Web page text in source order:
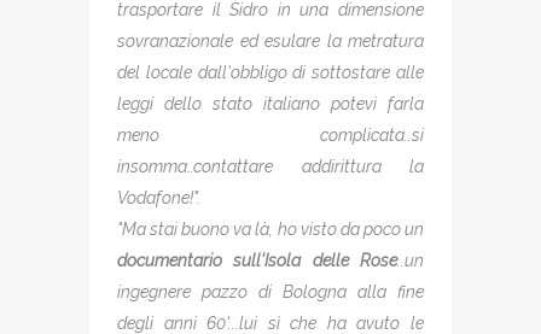
trasportare il Sidro in una dimensione
sovranazionale ed esulare la metratura
del locale dall'obbligo di sottostare alle
leggi dello stato italiano potevi farla
meno complicata..si
insomma..contattare addirittura la
Vodafone!".
"Ma stai buono va là, ho visto da poco un
documentario sull'Isola delle Rose..un
ingegnere pazzo di Bologna alla fine
degli anni 60'...lui sì che ha avuto le